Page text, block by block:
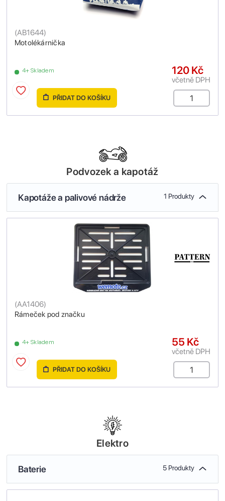
Motolékárnička
(AB1644)
4+ Skladem 120 Kč
včetně DPH
PŘIDAT DO KOŠÍKU
Podvozek a kapotáž
Kapotáže a palivové nádrže 1 Produkty
Rámeček pod značku
(AA1406)
4+ Skladem 55 Kč
včetně DPH
PŘIDAT DO KOŠÍKU
Elektro
Baterie 5 Produkty